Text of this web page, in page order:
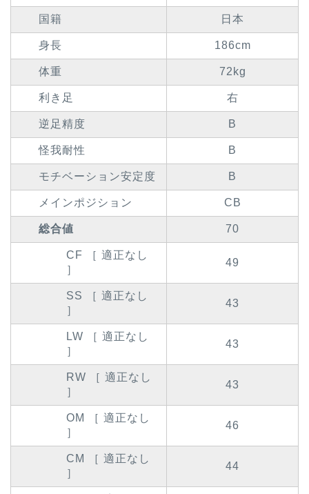
国籍 日本
身長 186cm
体重 72kg
利き足 右
逆足精度 B
怪我耐性 B
モチベーション安定度 B
メインポジション CB
総合値 70
CF ［ 適正なし
］
49
SS ［ 適正なし
］
43
LW ［ 適正なし
］
43
RW ［ 適正なし
］
43
OM ［ 適正なし
］
46
CM ［ 適正なし
］
44